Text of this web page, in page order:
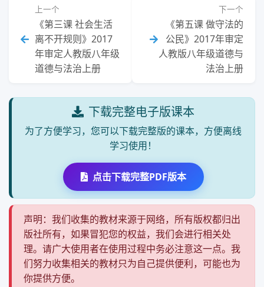
上一个
《第三课 社会生活
离不开规则》2017
年审定人教版八年级
道德与法治上册
下一个
《第五课 做守法的
公民》2017年审定
人教版八年级道德与
法治上册
下载完整电子版课本
为了方便学习，您可以下载完整版的课本，方便离线
学习使用！
点击下载完整PDF版本
声明：我们收集的教材来源于网络，所有版权都归出
版社所有，如果冒犯您的权益，我们会进行相关处
理。请广大使用者在使用过程中务必注意这一点。我
们努力收集相关的教材只为自己提供便利，可能也为
你提供方便。